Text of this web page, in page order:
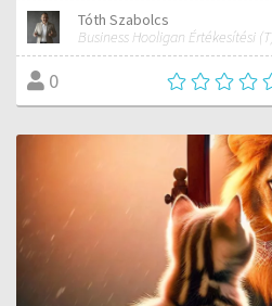
Tóth Szabolcs
0